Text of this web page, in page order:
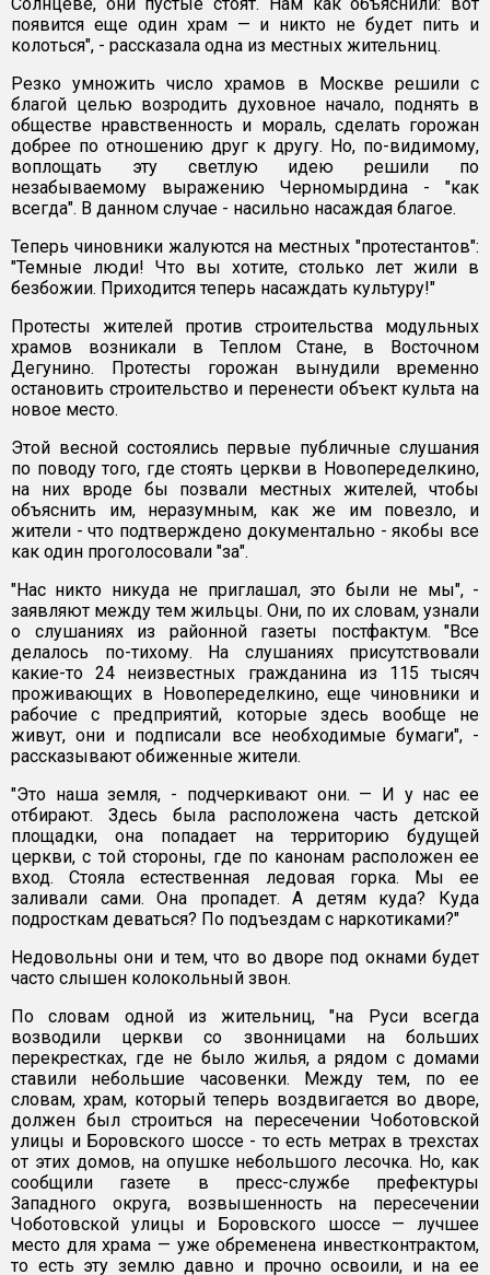
появится еще один храм — и никто не будет пить и
колоться", - рассказала одна из местных жительниц.
Резко умножить число храмов в Москве решили с
благой целью возродить духовное начало, поднять в
обществе нравственность и мораль, сделать горожан
добрее по отношению друг к другу. Но, по-видимому,
воплощать эту светлую идею решили по
незабываемому выражению Черномырдина - "как
всегда". В данном случае - насильно насаждая благое.
Теперь чиновники жалуются на местных "протестантов":
"Темные люди! Что вы хотите, столько лет жили в
безбожии. Приходится теперь насаждать культуру!"
Протесты жителей против строительства модульных
храмов возникали в Теплом Стане, в Восточном
Дегунино. Протесты горожан вынудили временно
остановить строительство и перенести объект культа на
новое место.
Этой весной состоялись первые публичные слушания
по поводу того, где стоять церкви в Новопеределкино,
на них вроде бы позвали местных жителей, чтобы
объяснить им, неразумным, как же им повезло, и
жители - что подтверждено документально - якобы все
как один проголосовали "за".
"Нас никто никуда не приглашал, это были не мы", -
заявляют между тем жильцы. Они, по их словам, узнали
о слушаниях из районной газеты постфактум. "Все
делалось по-тихому. На слушаниях присутствовали
какие-то 24 неизвестных гражданина из 115 тысяч
проживающих в Новопеределкино, еще чиновники и
рабочие с предприятий, которые здесь вообще не
живут, они и подписали все необходимые бумаги", -
рассказывают обиженные жители.
"Это наша земля, - подчеркивают они. — И у нас ее
отбирают. Здесь была расположена часть детской
площадки, она попадает на территорию будущей
церкви, с той стороны, где по канонам расположен ее
вход. Стояла естественная ледовая горка. Мы ее
заливали сами. Она пропадет. А детям куда? Куда
подросткам деваться? По подъездам с наркотиками?"
Недовольны они и тем, что во дворе под окнами будет
часто слышен колокольный звон.
По словам одной из жительниц, "на Руси всегда
возводили церкви со звонницами на больших
перекрестках, где не было жилья, а рядом с домами
ставили небольшие часовенки. Между тем, по ее
словам, храм, который теперь воздвигается во дворе,
должен был строиться на пересечении Чоботовской
улицы и Боровского шоссе - то есть метрах в трехстах
от этих домов, на опушке небольшого лесочка. Но, как
сообщили газете в пресс-службе префектуры
Западного округа, возвышенность на пересечении
Чоботовской улицы и Боровского шоссе — лучшее
место для храма — уже обременена инвестконтрактом,
то есть эту землю давно и прочно освоили, и на ее